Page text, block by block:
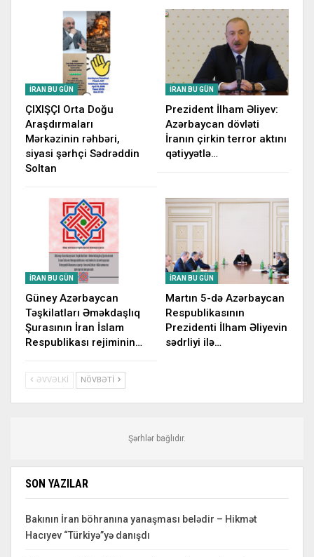
İRAN BU GÜN
ÇIXIŞÇI Orta Doğu
Araşdırmaları
Mərkəzinin rəhbəri,
siyasi şərhçi Sədrəddin
Soltan
İRAN BU GÜN
Prezident İlham Əliyev:
Azərbaycan dövləti
İranın çirkin terror aktını
qətiyyətlə…
İRAN BU GÜN
Güney Azərbaycan
Təşkilatları Əməkdaşlıq
Şurasının İran İslam
Respublikası rejiminin…
İRAN BU GÜN
Martın 5-də Azərbaycan
Respublikasının
Prezidenti İlham Əliyevin
sədrliyi ilə…
ƏVVƏLKI NÖVBƏTI
Şərhlər bağlıdır.
SON YAZILAR
Bakının İran böhranına yanaşması belədir – Hikmət
Hacıyev “Türkiyə”yə danışdı